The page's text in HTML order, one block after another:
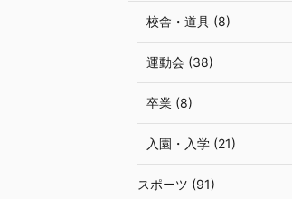
校舎・道具 (8)
運動会 (38)
卒業 (8)
入園・入学 (21)
スポーツ (91)